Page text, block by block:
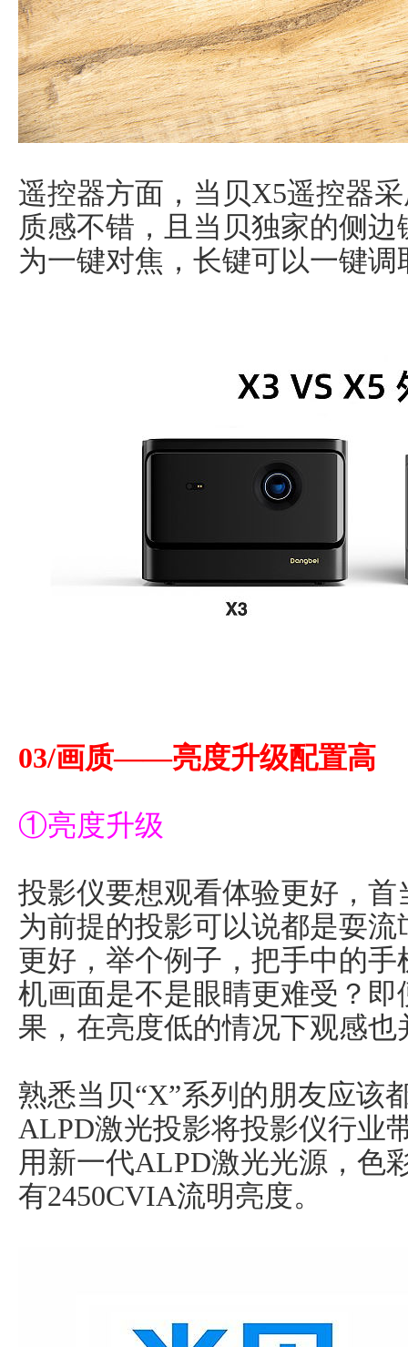
遥控器方面，当贝X5遥控器
质感不错，且当贝独家的侧
为一键对焦，长键可以一键调
03/画质——亮度升级配置高
①亮度升级
投影仪要想观看体验更好，
为前提的投影可以说都是耍
更好，举个例子，把手中的
机画面是不是眼睛更难受？
果，在亮度低的情况下观感也
熟悉当贝“X”系列的朋友应该
ALPD激光投影将投影仪行业
用新一代ALPD激光光源，色
有2450CVIA流明亮度。